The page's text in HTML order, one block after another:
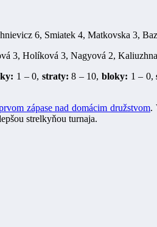
6, Smiatek 4, Matkovska 3,
3, Holíková 3, Nagyová 2,
1 – 0, straty: 8 – 10,bloky: 1 – 0,
zápase nad domácim družstvom.
strelkyňou turnaja.